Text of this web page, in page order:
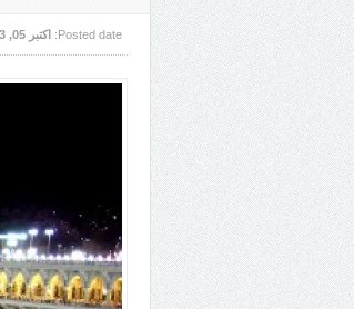
Posted date: اکتبر 05, 2013